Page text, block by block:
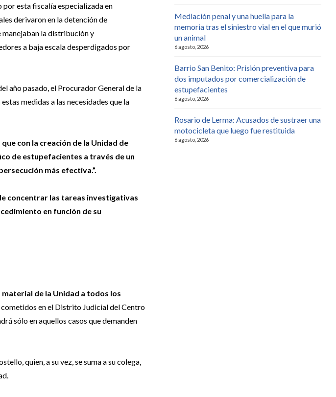
esta fiscalía especializada en
derivaron en la detención de
manejaban la distribución y
a baja escala desperdigados por
año pasado, el Procurador General de la
medidas a las necesidades que la
con la creación de la Unidad de
de estupefacientes a través de un
más efectiva.”.
concentrar las tareas investigativas
en función de su
de la Unidad a todos los
cometidos en el Distrito Judicial del Centro
sólo en aquellos casos que demanden
quien, a su vez, se suma a su colega,
Mediación penal y una huella para la
memoria tras el siniestro vial en el que murió
un animal
6 agosto, 2026
Barrio San Benito: Prisión preventiva para
dos imputados por comercialización de
estupefacientes
6 agosto, 2026
Rosario de Lerma: Acusados de sustraer una
motocicleta que luego fue restituida
6 agosto, 2026